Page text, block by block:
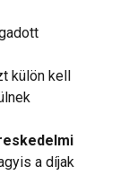
külön kell
a díjak